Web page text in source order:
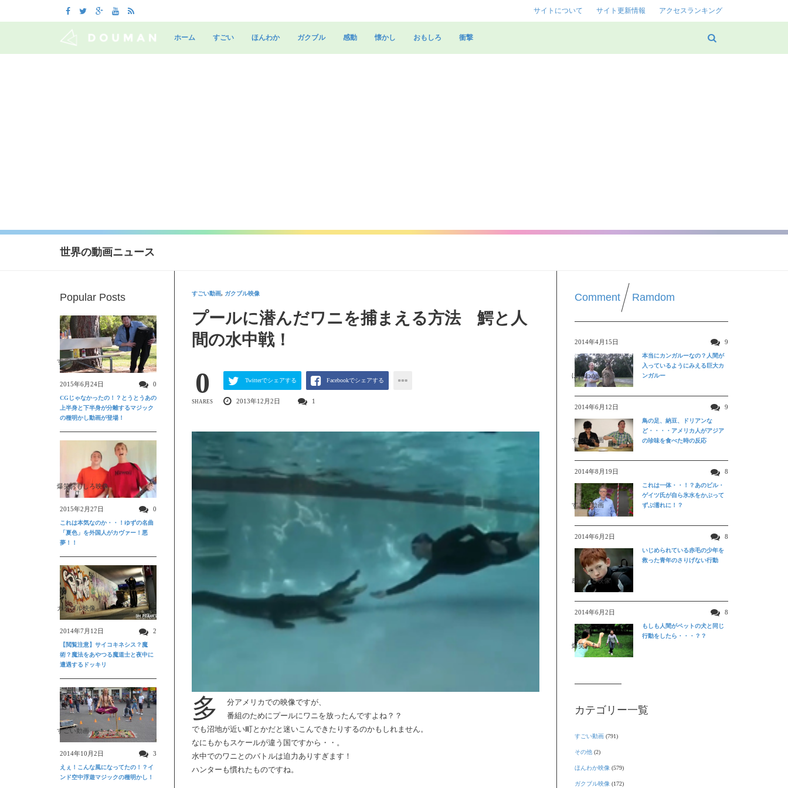
サイトについて サイト更新情報 アクセスランキング
to
ホーム すごい ほんわか ガクブル 感動 懐かし おもしろ 衝撃
世界の動画ニュース
すごい動画, ガクブル映像
プールに潜んだワニを捕まえる方法 鰐と人
間の水中戦！
0
SHARES
Twitterでシェアする Facebookでシェアする
2013年12月2日 1
多
分アメリカでの映像ですが、
番組のためにプールにワニを放ったんですよね？？
でも沼地が近い町とかだと迷いこんできたりするのかもしれません。
なにもかもスケールが違う国ですから・・。
水中でのワニとのバトルは迫力ありすぎます！
ハンターも慣れたものですね。
Comment Ramdom
2014年4月15日 9
ほんわか映像
本当にカンガルーなの？人間が
入っているようにみえる巨大カ
ンガルー
2014年6月12日 9
すごい動画
鳥の足、納豆、ドリアンな
ど・・・・アメリカ人がアジア
の珍味を食べた時の反応
2014年8月19日 8
すごい動画
これは一体・・！？あのビル・
ゲイツ氏が自ら氷水をかぶって
ずぶ濡れに！？
2014年6月2日 8
感動する映像
いじめられている赤毛の少年を
救った青年のさりげない行動
2014年6月2日 8
爆笑おもしろ映像
もしも人間がペットの犬と同じ
行動をしたら・・・？？
カテゴリー一覧
すごい動画 (791)
その他 (2)
ほんわか映像 (579)
ガクブル映像 (172)
Popular Posts
すごい動画
2015年6月24日 0
CGじゃなかったの！？とうとうあの
上半身と下半身が分離するマジック
の種明かし動画が登場！
爆笑おもしろ映像
2015年2月27日 0
これは本気なのか・・！ゆずの名曲
「夏色」を外国人がカヴァー！悪
夢！！
ガクブル映像
2014年7月12日 2
【閲覧注意】サイコキネシス？魔
術？魔法をあやつる魔道士と夜中に
遭遇するドッキリ
すごい動画
2014年10月2日 3
えぇ！こんな風になってたの！？イ
ンド空中浮遊マジックの種明かし！